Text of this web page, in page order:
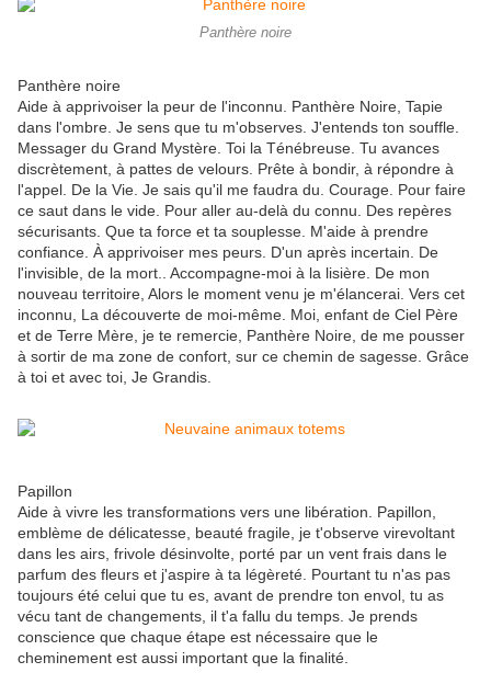
Panthère noire
Panthère noire
Aide à apprivoiser la peur de l'inconnu. Panthère Noire, Tapie
dans l'ombre. Je sens que tu m'observes. J'entends ton souffle.
Messager du Grand Mystère. Toi la Ténébreuse. Tu avances
discrètement, à pattes de velours. Prête à bondir, à répondre à
l'appel. De la Vie. Je sais qu'il me faudra du. Courage. Pour faire
ce saut dans le vide. Pour aller au-delà du connu. Des repères
sécurisants. Que ta force et ta souplesse. M'aide à prendre
confiance. À apprivoiser mes peurs. D'un après incertain. De
l'invisible, de la mort.. Accompagne-moi à la lisière. De mon
nouveau territoire, Alors le moment venu je m'élancerai. Vers cet
inconnu, La découverte de moi-même. Moi, enfant de Ciel Père
et de Terre Mère, je te remercie, Panthère Noire, de me pousser
à sortir de ma zone de confort, sur ce chemin de sagesse. Grâce
à toi et avec toi, Je Grandis.
Papillon
Aide à vivre les transformations vers une libération. Papillon,
emblème de délicatesse, beauté fragile, je t'observe virevoltant
dans les airs, frivole désinvolte, porté par un vent frais dans le
parfum des fleurs et j'aspire à ta légèreté. Pourtant tu n'as pas
toujours été celui que tu es, avant de prendre ton envol, tu as
vécu tant de changements, il t'a fallu du temps. Je prends
conscience que chaque étape est nécessaire que le
cheminement est aussi important que la finalité.